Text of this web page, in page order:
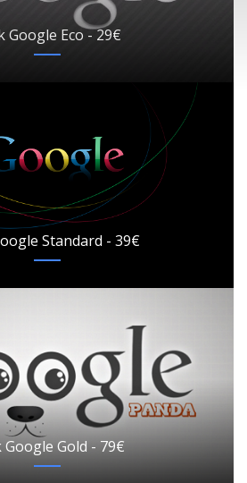
Google Eco - 29€
Standard - 39€
Google Gold - 79€